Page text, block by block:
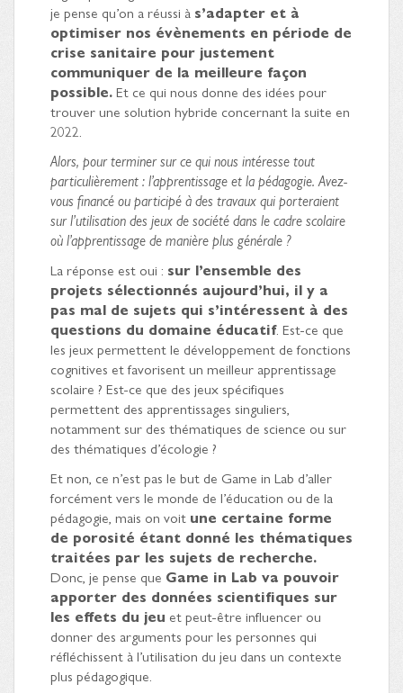
je pense qu’on a réussi à s’adapter et à
optimiser nos évènements en période de
crise sanitaire pour justement
communiquer de la meilleure façon
possible.Et ce qui nous donne des idées pour
trouver une solution hybride concernant la suite en
2022.
Alors, pour terminer sur ce qui nous intéresse tout
particulièrement : l’apprentissage et la pédagogie. Avez-
vous financé ou participé à des travaux qui porteraient
sur l’utilisation des jeux de société dans le cadre scolaire
où l’apprentissage de manière plus générale ?
La réponse est oui : sur l’ensemble des
projets sélectionnés aujourd’hui, il y a
pas mal de sujets qui s’intéressent à des
questions du domaine éducatif. Est-ce que
les jeux permettent le développement de fonctions
cognitives et favorisent un meilleur apprentissage
scolaire ? Est-ce que des jeux spécifiques
permettent des apprentissages singuliers,
notamment sur des thématiques de science ou sur
des thématiques d’écologie ?
Et non, ce n’est pas le but de Game in Lab d’aller
forcément vers le monde de l’éducation ou de la
pédagogie, mais on voit une certaine forme
de porosité étant donné les thématiques
traitées par les sujets de recherche.
Donc, je pense que Game in Lab va pouvoir
apporter des données scientifiques sur
les effets du jeu et peut-être influencer ou
donner des arguments pour les personnes qui
réfléchissent à l’utilisation du jeu dans un contexte
plus pédagogique.